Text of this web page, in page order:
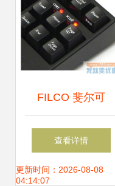
矿山奇兵
FILCO 斐尔可
Majestouch 2 圣手
二代 91键茶轴 机
查看详情
更新时间：2026-08-08
04:14:07